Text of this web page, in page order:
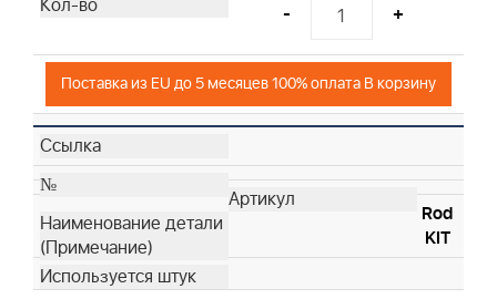
- +
Поставка из EU до 5 месяцев 100% оплата В корзину
Rod
KIT